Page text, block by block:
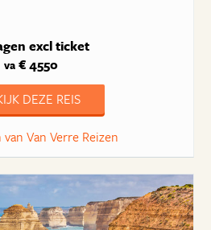
excl ticket
va€ 4550
DEZE REIS
Van Verre Reizen